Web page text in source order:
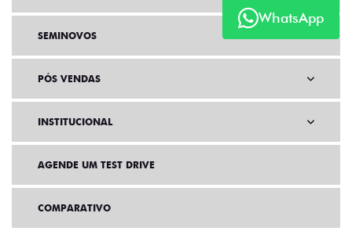
WhatsApp
SEMINOVOS
PÓS VENDAS
INSTITUCIONAL
AGENDE UM TEST DRIVE
COMPARATIVO